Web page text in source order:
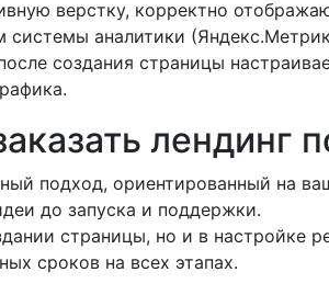
верстку, корректно
системы аналитики
создания страницы
лендинг
подход, ориентированный на
до запуска и поддержки.
страницы, но и в настройке
сроков на всех этапах.